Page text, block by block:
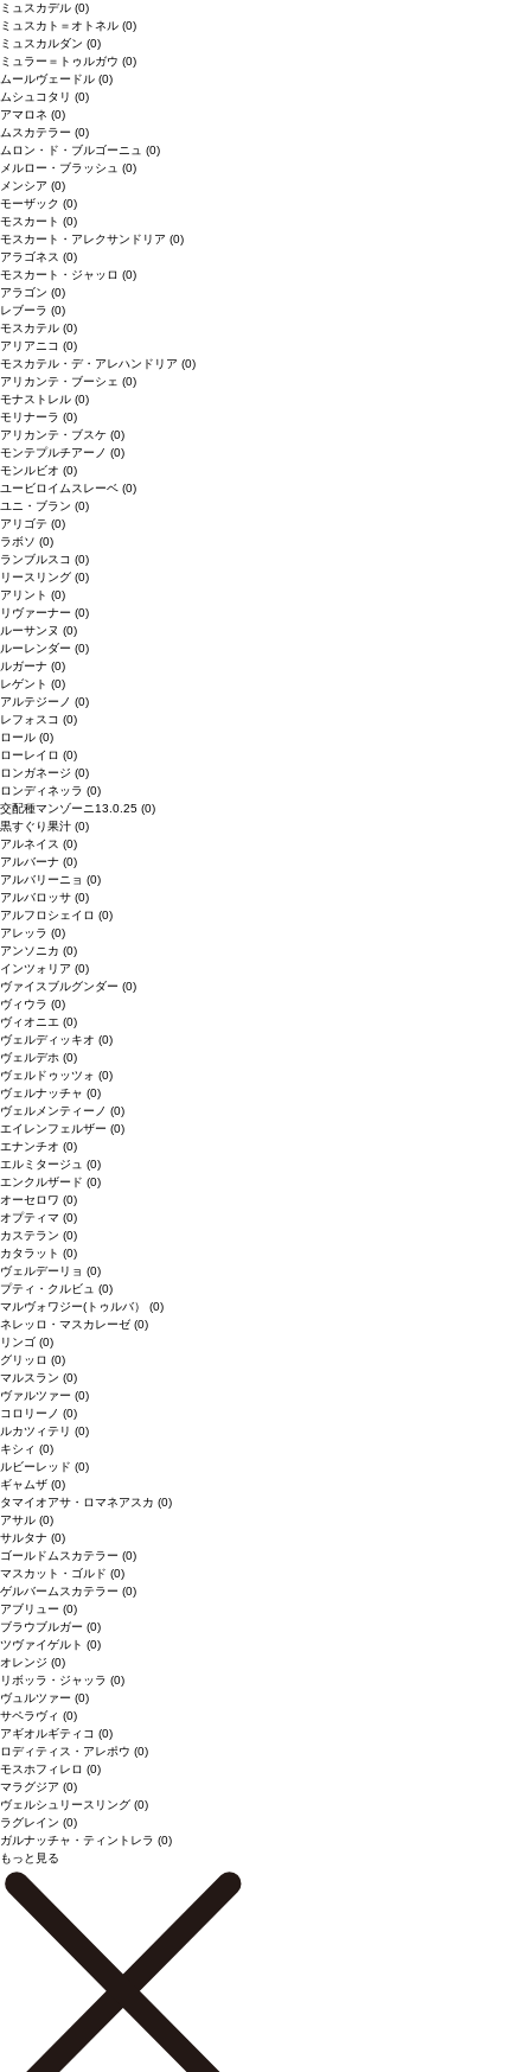
ミュスカデル (0)
ミュスカト＝オトネル (0)
ミュスカルダン (0)
ミュラー＝トゥルガウ (0)
ムールヴェードル (0)
ムシュコタリ (0)
アマロネ (0)
ムスカテラー (0)
ムロン・ド・ブルゴーニュ (0)
メルロー・ブラッシュ (0)
メンシア (0)
モーザック (0)
モスカート (0)
モスカート・アレクサンドリア (0)
アラゴネス (0)
モスカート・ジャッロ (0)
アラゴン (0)
レブーラ (0)
モスカテル (0)
アリアニコ (0)
モスカテル・デ・アレハンドリア (0)
アリカンテ・ブーシェ (0)
モナストレル (0)
モリナーラ (0)
アリカンテ・ブスケ (0)
モンテプルチアーノ (0)
モンルビオ (0)
ユービロイムスレーベ (0)
ユニ・ブラン (0)
アリゴテ (0)
ラボソ (0)
ランブルスコ (0)
リースリング (0)
アリント (0)
リヴァーナー (0)
ルーサンヌ (0)
ルーレンダー (0)
ルガーナ (0)
レゲント (0)
アルテジーノ (0)
レフォスコ (0)
ロール (0)
ローレイロ (0)
ロンガネージ (0)
ロンディネッラ (0)
交配種マンゾーニ13.0.25 (0)
黒すぐり果汁 (0)
アルネイス (0)
アルバーナ (0)
アルバリーニョ (0)
アルバロッサ (0)
アルフロシェイロ (0)
アレッラ (0)
アンソニカ (0)
インツォリア (0)
ヴァイスブルグンダー (0)
ヴィウラ (0)
ヴィオニエ (0)
ヴェルディッキオ (0)
ヴェルデホ (0)
ヴェルドゥッツォ (0)
ヴェルナッチャ (0)
ヴェルメンティーノ (0)
エイレンフェルザー (0)
エナンチオ (0)
エルミタージュ (0)
エンクルザード (0)
オーセロワ (0)
オプティマ (0)
カステラン (0)
カタラット (0)
ヴェルデーリョ (0)
プティ・クルビュ (0)
マルヴォワジー(トゥルバ） (0)
ネレッロ・マスカレーゼ (0)
リンゴ (0)
グリッロ (0)
マルスラン (0)
ヴァルツァー (0)
コロリーノ (0)
ルカツィテリ (0)
キシィ (0)
ルビーレッド (0)
ギャムザ (0)
タマイオアサ・ロマネアスカ (0)
アサル (0)
サルタナ (0)
ゴールドムスカテラー (0)
マスカット・ゴルド (0)
ゲルバームスカテラー (0)
アブリュー (0)
ブラウブルガー (0)
ツヴァイゲルト (0)
オレンジ (0)
リボッラ・ジャッラ (0)
ヴュルツァー (0)
サペラヴィ (0)
アギオルギティコ (0)
ロディティス・アレポウ (0)
モスホフィレロ (0)
マラグジア (0)
ヴェルシュリースリング (0)
ラグレイン (0)
ガルナッチャ・ティントレラ (0)
もっと見る